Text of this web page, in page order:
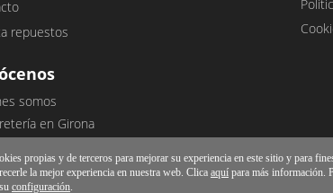
repuestos
somos
en Girona
de clientes
propias y de terceros para mejorar su experiencia en este sitio y para
la mejor experiencia en nuestra web. Clica aquípara más información.
configuración.